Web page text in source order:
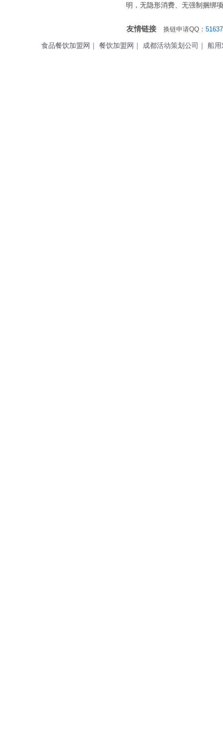
明，无隐形消费、无强制捆绑
友情链接 换链申请QQ：
食品餐饮加盟网 ｜ 餐饮加盟网 ｜ 成都活动策划公司 ｜ 船用